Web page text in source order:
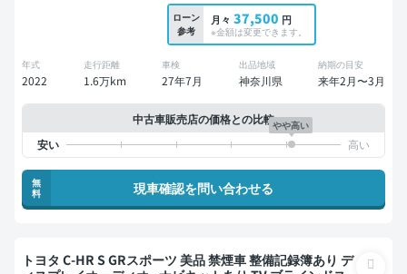
ローン
参考
月々 37,500 円
※金額は変更できます。
年式
2022
走行距離
1.6万km
車検
27年7月
出品地域
神奈川県
納期の目安
来年2月〜3月
中古車販売店の価格との比較やや高い
無
料
現車確認を問い合わせる
トヨタ C-HR S GRスポーツ 美品 禁煙車 整備記録簿あり デ